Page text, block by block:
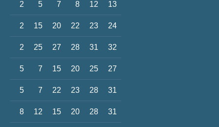
2 5 7 8 12 13
2 15 20 22 23 24
2 25 27 28 31 32
5 7 15 20 25 27
5 7 22 23 28 31
8 12 15 20 28 31